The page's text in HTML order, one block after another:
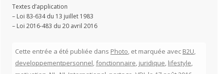
Textes d’application
– Loi 83-634 du 13 juillet 1983
– Loi 2016-483 du 20 avril 2016
Cette entrée a été publiée dans Photo, et marquée avec B2U,
developpementpersonnel,fonctionnaire, juridique, lifestyle,